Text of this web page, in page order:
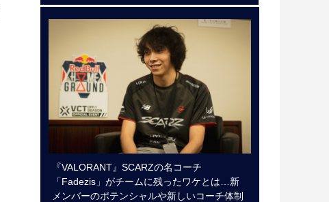
『VALORANT』SCARZの名コーチ
「Fadezis」がチームに残ったワケとは…新
メンバーのポテンシャルや新しいコーチ体制